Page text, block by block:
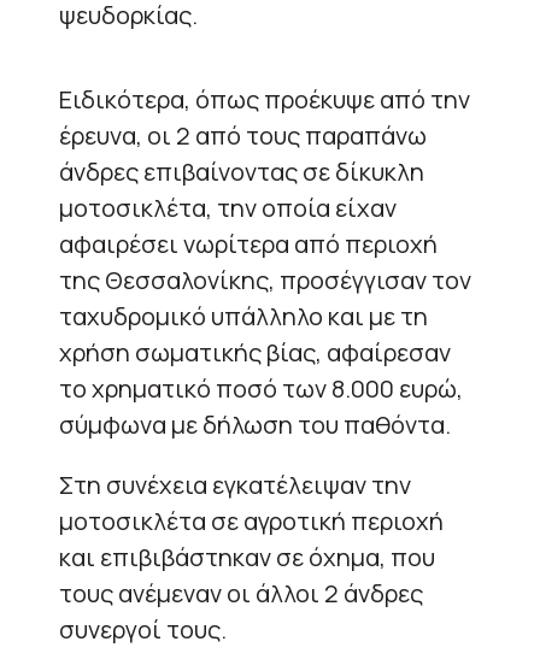
ψευδορκίας.
Ειδικότερα, όπως προέκυψε από την
έρευνα, οι 2 από τους παραπάνω
άνδρες επιβαίνοντας σε δίκυκλη
μοτοσικλέτα, την οποία είχαν
αφαιρέσει νωρίτερα από περιοχή
της Θεσσαλονίκης, προσέγγισαν τον
ταχυδρομικό υπάλληλο και με τη
χρήση σωματικής βίας, αφαίρεσαν
το χρηματικό ποσό των 8.000 ευρώ,
σύμφωνα με δήλωση του παθόντα.
Στη συνέχεια εγκατέλειψαν την
μοτοσικλέτα σε αγροτική περιοχή
και επιβιβάστηκαν σε όχημα, που
τους ανέμεναν οι άλλοι 2 άνδρες
συνεργοί τους.